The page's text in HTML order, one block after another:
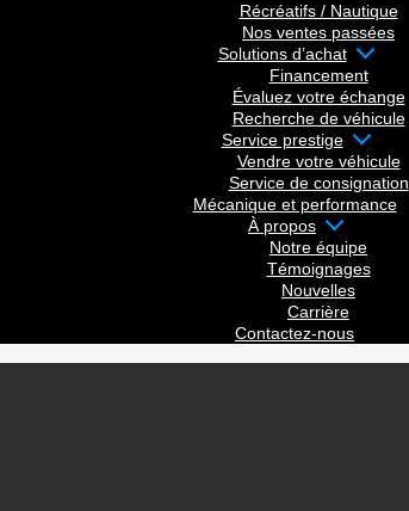
Récréatifs / Nautique
Nos ventes passées
Solutions d’achat
Financement
Évaluez votre échange
Recherche de véhicule
Service prestige
Vendre votre véhicule
Service de consignation
Mécanique et performance
À propos
Notre équipe
Témoignages
Nouvelles
Carrière
Contactez-nous